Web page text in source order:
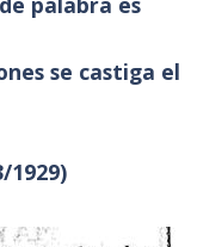
se castiga el
1929)